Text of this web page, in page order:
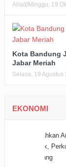
Ahad/Minggu, 19
Kota Bandung
Jabar Meriah
Selasa, 19 Agustus
EKONOMI